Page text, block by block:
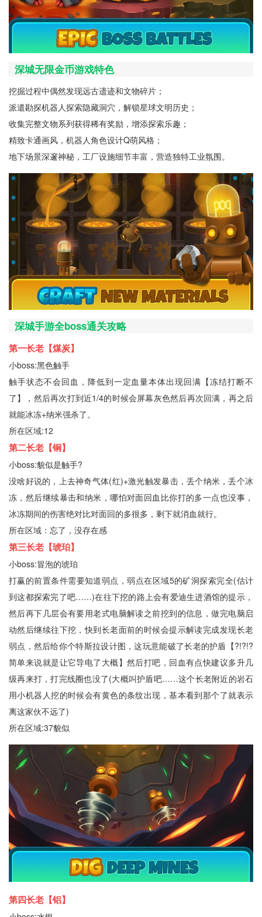
深城无限金币游戏特色
挖掘过程中偶然发现远古遗迹和文物碎片；
派遣勘探机器人探索隐藏洞穴，解锁星球文明历史；
收集完整文物系列获得稀有奖励，增添探索乐趣；
精致卡通画风，机器人角色设计Q萌风格；
地下场景深邃神秘，工厂设施细节丰富，营造独特工业氛围。
深城手游全boss通关攻略
第一长老【煤炭】
小boss:黑色触手
触手状态不会回血，降低到一定血量本体出现回满【冻结打断不
了】，然后再次打到近1/4的时候会屏幕灰色然后再次回满，再之后
就能冰冻+纳米强杀了。
所在区域:12
第二长老【铜】
小boss:貌似是触手?
没啥好说的，上去神奇气体(红)+激光触发暴击，丢个纳米，丢个冰
冻，然后继续暴击和纳米，哪怕对面回血比你打的多一点也没事，
冰冻期间的伤害绝对比对面回的多很多，剩下就消血就行。
所在区域：忘了，没存在感
第三长老【琥珀】
小boss:冒泡的琥珀
打赢的前置条件需要知道弱点，弱点在区域5的矿洞探索完全(估计
到这都探索完了吧……)在往下挖的路上会有爱迪生进酒馆的提示，
然后再下几层会有要用老式电脑解读之前挖到的信息，做完电脑启
动然后继续往下挖，快到长老面前的时候会提示解读完成发现长老
弱点，然后给你个特斯拉设计图，这玩意能破了长老的护盾【?!?!?
简单来说就是让它导电了大概】然后打吧，回血有点快建议多升几
级再来打，打完线圈也没了(大概叫护盾吧……这个长老附近的岩石
用小机器人挖的时候会有黄色的条纹出现，基本看到那个了就表示
离这家伙不远了)
所在区域:37貌似
第四长老【铝】